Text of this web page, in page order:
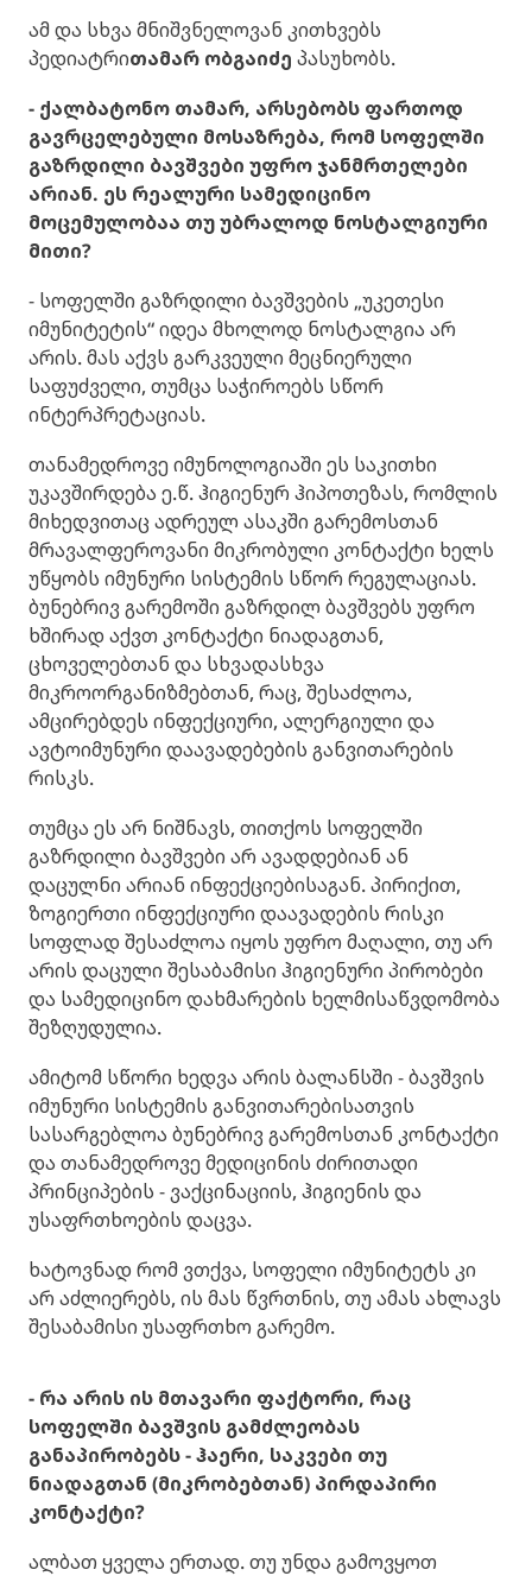
ამ და სხვა მნიშვნელოვან კითხვებს
პედიატრითამარ ობგაიძე პასუხობს.
- ქალბატონო თამარ, არსებობს ფართოდ
გავრცელებული მოსაზრება, რომ სოფელში
გაზრდილი ბავშვები უფრო ჯანმრთელები
არიან. ეს რეალური სამედიცინო
მოცემულობაა თუ უბრალოდ ნოსტალგიური
მითი?
- სოფელში გაზრდილი ბავშვების „უკეთესი
იმუნიტეტის“ იდეა მხოლოდ ნოსტალგია არ
არის. მას აქვს გარკვეული მეცნიერული
საფუძველი, თუმცა საჭიროებს სწორ
ინტერპრეტაციას.
თანამედროვე იმუნოლოგიაში ეს საკითხი
უკავშირდება ე.წ. ჰიგიენურ ჰიპოთეზას, რომლის
მიხედვითაც ადრეულ ასაკში გარემოსთან
მრავალფეროვანი მიკრობული კონტაქტი ხელს
უწყობს იმუნური სისტემის სწორ რეგულაციას.
ბუნებრივ გარემოში გაზრდილ ბავშვებს უფრო
ხშირად აქვთ კონტაქტი ნიადაგთან,
ცხოველებთან და სხვადასხვა
მიკროორგანიზმებთან, რაც, შესაძლოა,
ამცირებდეს ინფექციური, ალერგიული და
ავტოიმუნური დაავადებების განვითარების
რისკს.
თუმცა ეს არ ნიშნავს, თითქოს სოფელში
გაზრდილი ბავშვები არ ავადდებიან ან
დაცულნი არიან ინფექციებისაგან. პირიქით,
ზოგიერთი ინფექციური დაავადების რისკი
სოფლად შესაძლოა იყოს უფრო მაღალი, თუ არ
არის დაცული შესაბამისი ჰიგიენური პირობები
და სამედიცინო დახმარების ხელმისაწვდომობა
შეზღუდულია.
ამიტომ სწორი ხედვა არის ბალანსში - ბავშვის
იმუნური სისტემის განვითარებისათვის
სასარგებლოა ბუნებრივ გარემოსთან კონტაქტი
და თანამედროვე მედიცინის ძირითადი
პრინციპების - ვაქცინაციის, ჰიგიენის და
უსაფრთხოების დაცვა.
ხატოვნად რომ ვთქვა, სოფელი იმუნიტეტს კი
არ აძლიერებს, ის მას წვრთნის, თუ ამას ახლავს
შესაბამისი უსაფრთხო გარემო.
- რა არის ის მთავარი ფაქტორი, რაც
სოფელში ბავშვის გამძლეობას
განაპირობებს - ჰაერი, საკვები თუ
ნიადაგთან (მიკრობებთან) პირდაპირი
კონტაქტი?
ალბათ ყველა ერთად. თუ უნდა გამოვყოთ